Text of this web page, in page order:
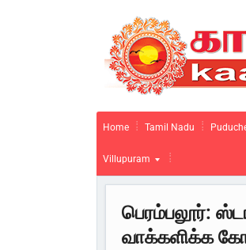
Home Tamil Nadu
Villupuram
பெரம்பலூர்:
வாக்களிக்க